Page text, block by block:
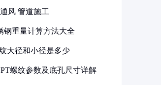
风 管道施工
钢重量计算方法大全
大径和小径是多少
螺纹参数及底孔尺寸详解